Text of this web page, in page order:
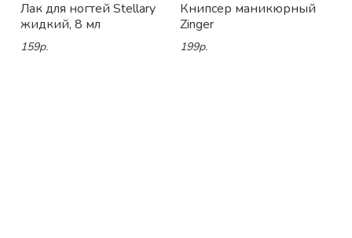
Лак для ногтей Stellary
жидкий, 8 мл
159р.
Книпсер маникюрный
Zinger
199р.